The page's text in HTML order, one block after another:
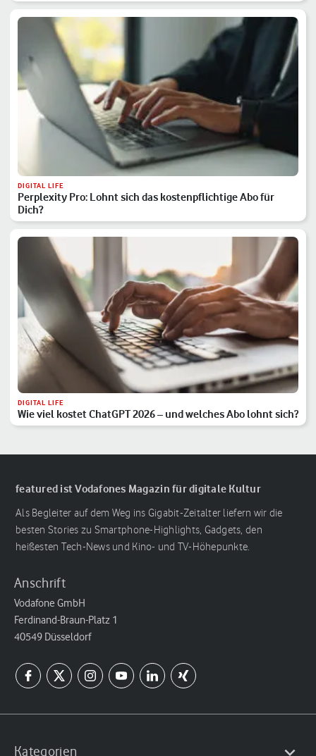
DIGITAL LIFE
Perplexity Pro: Lohnt sich das kostenpflichtige Abo für
Dich?
DIGITAL LIFE
Wie viel kostet ChatGPT 2026 – und welches Abo lohnt sich?
featured ist Vodafones Magazin für digitale Kultur
Als Begleiter auf dem Weg ins Gigabit-Zeitalter liefern wir die
besten Stories zu Smartphone-Highlights, Gadgets, den
heißesten Tech-News und Kino- und TV-Höhepunkte.
Anschrift
Vodafone GmbH
Ferdinand-Braun-Platz 1
40549 Düsseldorf
Kategorien